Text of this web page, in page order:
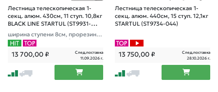
Лестница телескопическая 1-
секц. алюм. 430см, 11 ступ. 10,8кг
BLACK LINE STARTUL (ST9931-
ширина ступени 8см, прорезинен
ные колеса и доп.стабилизаторы
13 700,00₽
След.поставка
11.09.2026 г.
Лестница телескопическая 1-
секц. алюм. 440см, 15 ступ. 12,1кг
STARTUL (ST9734-044)
13 750,00₽
След.поставка
28.10.2026 г.